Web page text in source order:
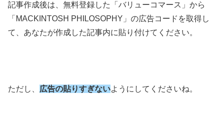
記事作成後は、無料登録した「バリューコマース」から
「MACKINTOSH PHILOSOPHY」の広告コードを取得し
て、あなたが作成した記事内に貼り付けてください。
ただし、 広告の貼りすぎないようにしてくださいね。